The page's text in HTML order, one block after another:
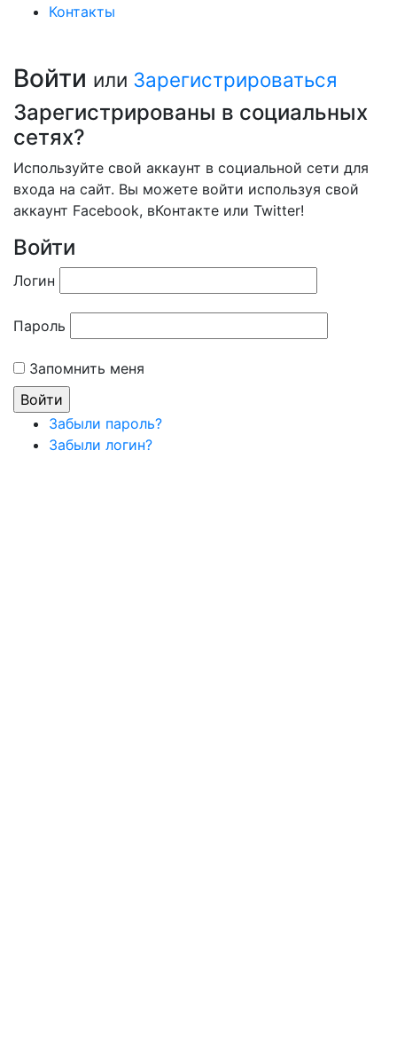
Контакты
Войти или Зарегистрироваться
Зарегистрированы в социальных
сетях?
Используйте свой аккаунт в социальной сети для
входа на сайт. Вы можете войти используя свой
аккаунт Facebook, вКонтакте или Twitter!
Войти
Логин
Пароль
Запомнить меня
Забыли пароль?
Забыли логин?